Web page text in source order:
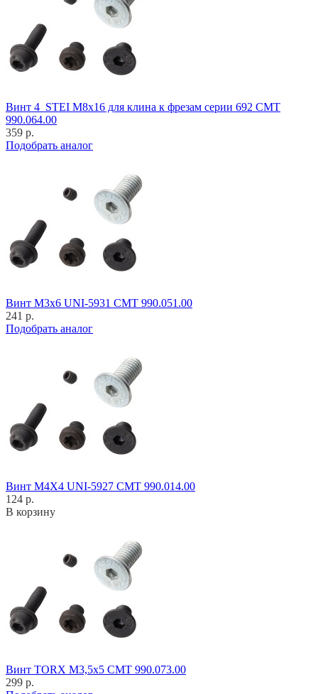
Винт 4_STEI M8x16 для клина к фрезам серии 692 CMT
990.064.00
359 р.
Подобрать аналог
Винт M3x6 UNI-5931 CMT 990.051.00
241 р.
Подобрать аналог
Винт M4X4 UNI-5927 CMT 990.014.00
124 р.
В корзину
Винт TORX M3,5x5 CMT 990.073.00
299 р.